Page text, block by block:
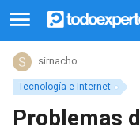
Tecnología e Internet
sirnacho
Problemas